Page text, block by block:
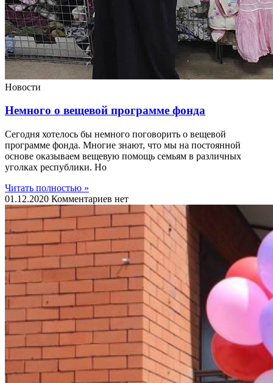
Новости
Немного о вещевой программе фонда
Сегодня хотелось бы немного поговорить о вещевой
программе фонда. Многие знают, что мы на постоянной
основе оказываем вещевую помощь семьям в различных
уголках республики. Но
Читать полностью »
01.12.2020 Комментариев нет